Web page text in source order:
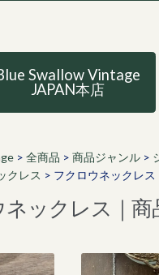
Swallow Vintage
JAPAN本店
> 全商品 > 商品ジャンル>
クレス > フクロウネックレス
ックレス｜商